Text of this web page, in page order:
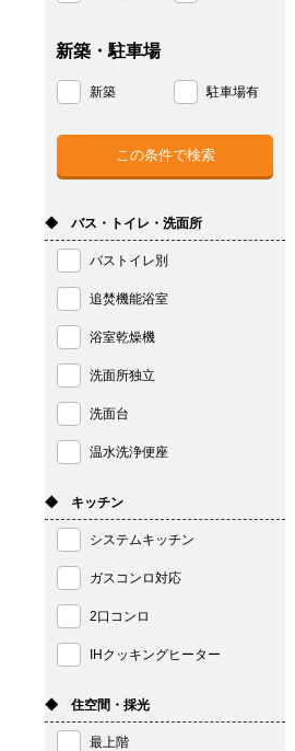
新築・駐車場
新築 駐車場有
◆ バス・トイレ・洗面所
バストイレ別
追焚機能浴室
浴室乾燥機
洗面所独立
洗面台
温水洗浄便座
◆ キッチン
システムキッチン
ガスコンロ対応
2口コンロ
IHクッキングヒーター
◆ 住空間・採光
最上階